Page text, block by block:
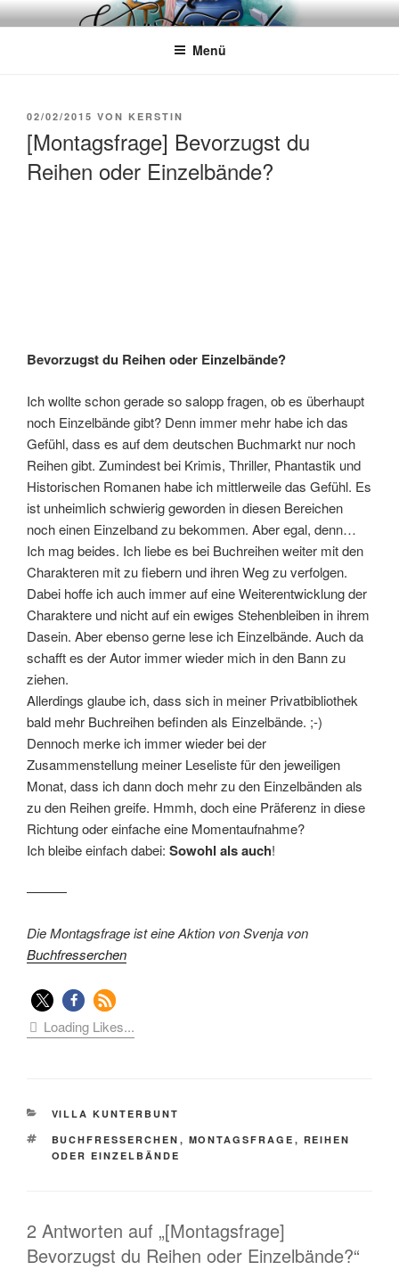
Zum
InhaltWÖRTERKATZE
Von Büchern erzählen
Menü
VERÖFFENTLICHT
02/02/2015 VON KERSTIN
[Montagsfrage] Bevorzugst du
Reihen oder Einzelbände?
Bevorzugst du Reihen oder Einzelbände?
Ich wollte schon gerade so salopp fragen, ob es überhaupt
noch Einzelbände gibt? Denn immer mehr habe ich das
Gefühl, dass es auf dem deutschen Buchmarkt nur noch
Reihen gibt. Zumindest bei Krimis, Thriller, Phantastik und
Historischen Romanen habe ich mittlerweile das Gefühl. Es
ist unheimlich schwierig geworden in diesen Bereichen
noch einen Einzelband zu bekommen. Aber egal, denn…
Ich mag beides. Ich liebe es bei Buchreihen weiter mit den
Charakteren mit zu fiebern und ihren Weg zu verfolgen.
Dabei hoffe ich auch immer auf eine Weiterentwicklung der
Charaktere und nicht auf ein ewiges Stehenbleiben in ihrem
Dasein. Aber ebenso gerne lese ich Einzelbände. Auch da
schafft es der Autor immer wieder mich in den Bann zu
ziehen.
Allerdings glaube ich, dass sich in meiner Privatbibliothek
bald mehr Buchreihen befinden als Einzelbände. ;-)
Dennoch merke ich immer wieder bei der
Zusammenstellung meiner Leseliste für den jeweiligen
Monat, dass ich dann doch mehr zu den Einzelbänden als
zu den Reihen greife. Hmmh, doch eine Präferenz in diese
Richtung oder einfache eine Momentaufnahme?
Ich bleibe einfach dabei: Sowohl als auch!
———
Die Montagsfrage ist eine Aktion von Svenja von
Buchfresserchen
Loading Likes...
KATEGORIEN
VILLA KUNTERBUNT
SCHLAGWÖRTER
BUCHFRESSERCHEN , MONTAGSFRAGE , REIHEN
ODER EINZELBÄNDE
2 Antworten auf „[Montagsfrage]
Bevorzugst du Reihen oder Einzelbände?“